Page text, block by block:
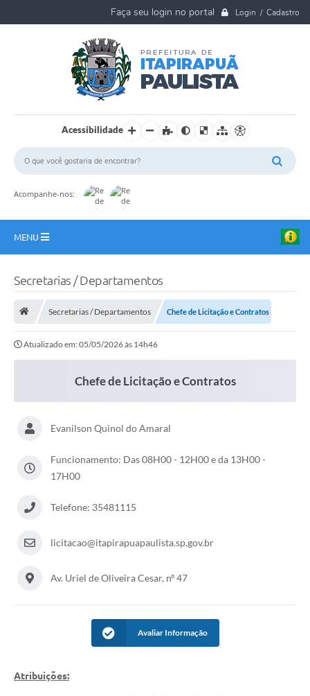
Login / Cadastro
Acessibilidade
Acompanhe-nos:
MENU
Carta de Serviços
PS nº 001/2021 - Cargo Enfermeiro(a)
Projetos
Contas Públicas
Serviços Online
Secretarias / Departamentos
Secretarias / Departamentos Chefe de Licitação e Contratos
Atualizado em: 05/05/2026 às 14h46
Chefe de Licitação e Contratos
Evanilson Quinol do Amaral
Funcionamento: Das 08H00 - 12H00 e da 13H00 -
17H00
Telefone: 35481115
licitacao@itapirapuapaulista.sp.gov.br
Av. Uriel de Oliveira Cesar, nº 47
Avaliar Informação
Atribuições: